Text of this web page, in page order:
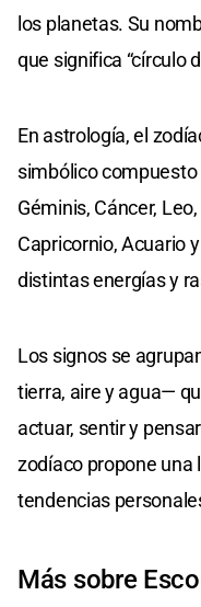
los planetas. Su
que significa “círculo
En astrología, el
simbólico compuesto
Géminis, Cáncer,
Capricornio, Acuario
distintas energías y
Los signos se
tierra, aire y agua—
actuar, sentir y
zodíaco propone una
tendencias
Más sobre